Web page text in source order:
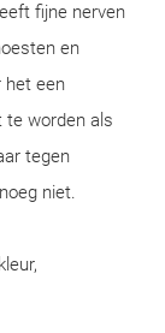
fijne nerven
en
het een
worden als
tegen
niet.